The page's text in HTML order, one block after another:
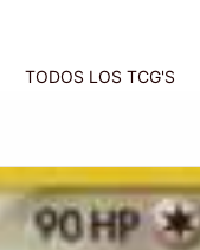
TODOS LOS TCG'S